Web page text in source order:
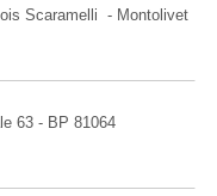
Scaramelli - Montolivet
63 - BP 81064